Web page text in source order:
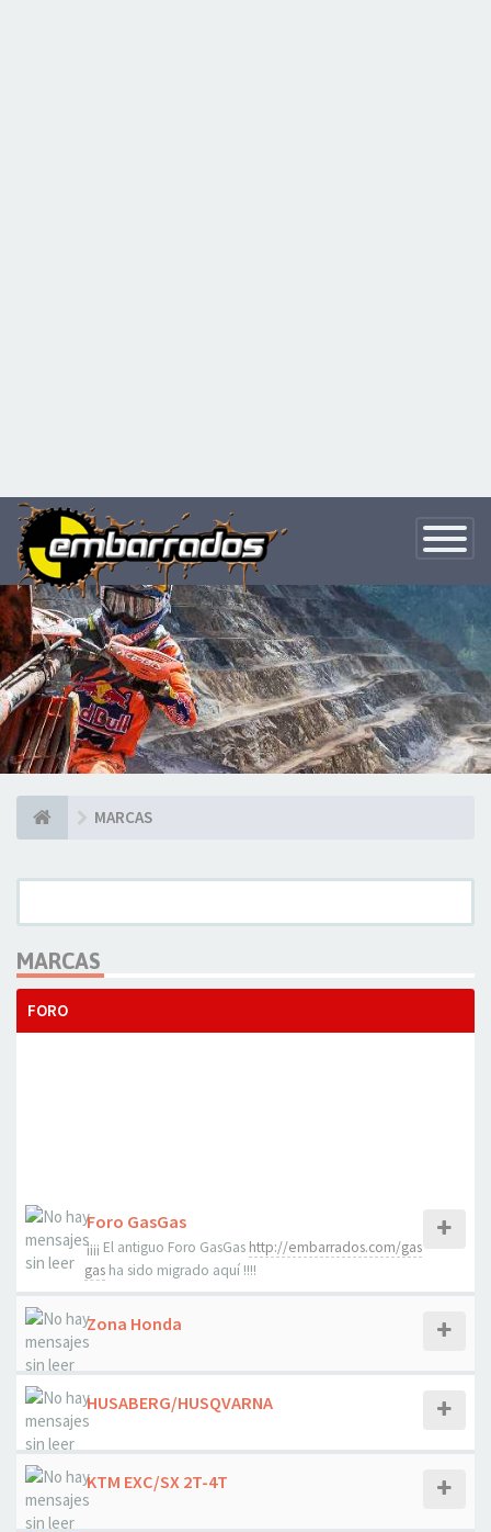
Toggle
MARCAS
MARCAS
FORO
Foro GasGas
¡¡¡¡ El antiguo Foro GasGas http://embarrados.com/gas
gas ha sido migrado aquí !!!!
Zona Honda
HUSABERG/HUSQVARNA
KTM EXC/SX 2T-4T